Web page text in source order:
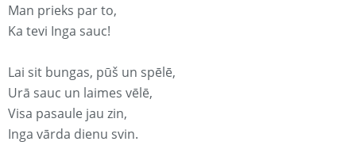
Man prieks par to,
Ka tevi Inga sauc!
Lai sit bungas, pūš un spēlē,
Urā sauc un laimes vēlē,
Visa pasaule jau zin,
Inga vārda dienu svin.